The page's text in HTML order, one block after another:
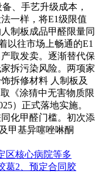
、手艺升级成本，
一样，将E1级限值
制板成品甲醛限量同
以往市场上畅通的E1
取发卖。逐渐替代保
拆污染风险。两项家
拆修材料 人制板及
《涂猜中无害物质限
）正式落地实施。
化甲醛门槛。初次添
甲基异噻唑啉酮
区核心病院等多
葛2、预定合同胶